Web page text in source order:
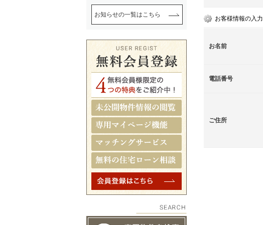
お客様情報の入力
お名前
電話番号
ご住所
お知らせの一覧はこちら